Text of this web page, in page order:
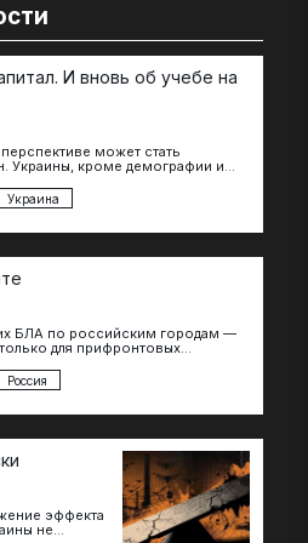
И вновь об учебе на
может стать
Украины, кроме демографии и
Украина
БЛА по российским городам —
для прифронтовых
Россия
эффекта
не